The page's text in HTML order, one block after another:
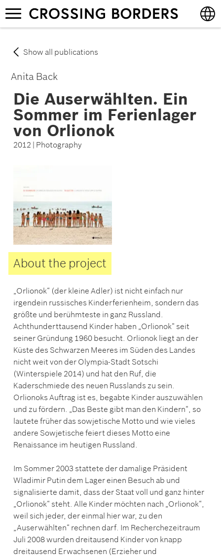
Skip
to
main
Toggle
navigation
Show all publications
Anita Back
Die Auserwählten. Ein
Sommer im Ferienlager
von Orlionok
2012 | Photography
About the project
„Orlionok“ (der kleine Adler) ist nicht einfach nur
irgendein russisches Kinderferienheim, sondern das
größte und berühmteste in ganz Russland.
Achthunderttausend Kinder haben „Orlionok“ seit
seiner Gründung 1960 besucht. Orlionok liegt an der
Küste des Schwarzen Meeres im Süden des Landes
nicht weit von der Olympia-Stadt Sotschi
(Winterspiele 2014) und hat den Ruf, die
Kaderschmiede des neuen Russlands zu sein.
Orlionoks Auftrag ist es, begabte Kinder auszuwählen
und zu fördern. „Das Beste gibt man den Kindern“, so
lautete früher das sowjetische Motto und wie vieles
andere Sowjetische feiert dieses Motto eine
Renaissance im heutigen Russland.
Im Sommer 2003 stattete der damalige Präsident
Wladimir Putin dem Lager einen Besuch ab und
signalisierte damit, dass der Staat voll und ganz hinter
„Orlionok“ steht. Alle Kinder möchten nach „Orlionok“,
weil sich jeder, der einmal hier war, zu den
„Auserwählten“ rechnen darf. Im Recherchezeitraum
Juli 2008 wurden dreitausend Kinder von knapp
dreitausend Erwachsenen (Erzieher und